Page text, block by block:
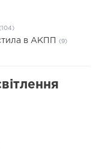
в АКПП (9)